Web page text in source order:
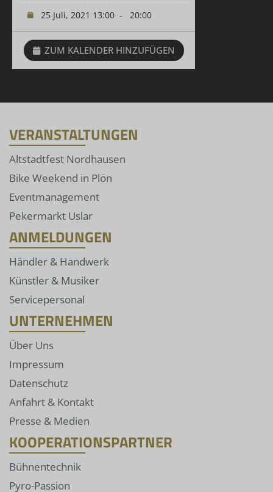
25 Juli, 2021 13:00 - 20:00
ZUM KALENDER HINZUFÜGEN
VERANSTALTUNGEN
Altstadtfest Nordhausen
Bike Weekend in Plön
Eventmanagement
Pekermarkt Uslar
ANMELDUNGEN
Händler & Handwerk
Künstler & Musiker
Servicepersonal
UNTERNEHMEN
Über Uns
Impressum
Datenschutz
Anfahrt & Kontakt
Presse & Medien
KOOPERATIONSPARTNER
Bühnentechnik
Pyro-Passion